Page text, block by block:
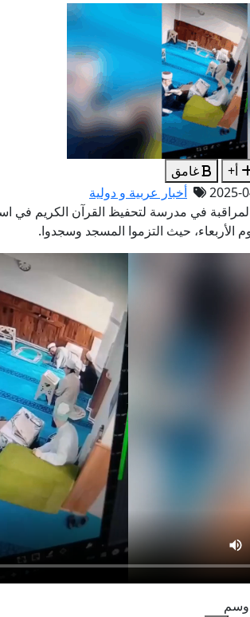
أ+
غامق
أخبار عربية و دولية
في مدرسة لتحفيظ القرآن الكريم في
الأربعاء، حيث التزموا المسجد وسجدوا.
وسم